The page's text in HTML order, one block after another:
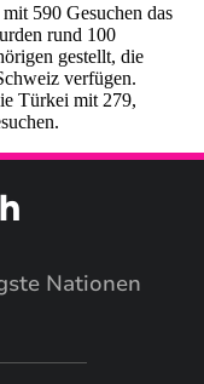
590 Gesuchen das
rund 100
gestellt, die
verfügen.
Türkei mit 279,